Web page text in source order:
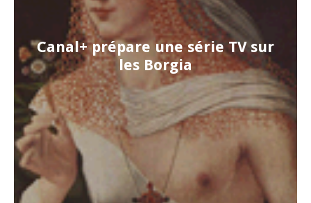
Canal+ prépare une série TV sur
les Borgia